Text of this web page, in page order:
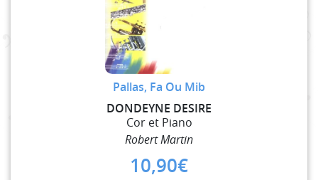
Pallas, Fa Ou Mib
DONDEYNE DESIRE
Cor et Piano
Robert Martin
10,90€